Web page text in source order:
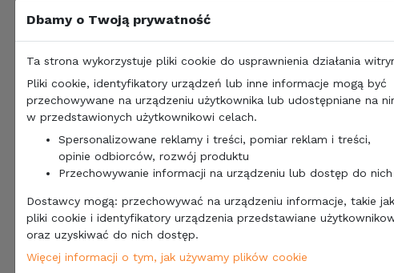
Dbamy o Twoją prywatność
Ta strona wykorzystuje pliki cookie do usprawnienia działania
Pliki cookie, identyfikatory urządzeń lub inne informacje mogą być
przechowywane na urządzeniu użytkownika lub udostępniane na
w przedstawionych użytkownikowi celach.
Spersonalizowane reklamy i treści, pomiar reklam i treści,
opinie odbiorców, rozwój produktu
Przechowywanie informacji na urządzeniu lub dostęp do nich
Dostawcy mogą: przechowywać na urządzeniu informacje, takie jak
pliki cookie i identyfikatory urządzenia przedstawiane
oraz uzyskiwać do nich dostęp.
Więcej informacji o tym, jak używamy plików cookie